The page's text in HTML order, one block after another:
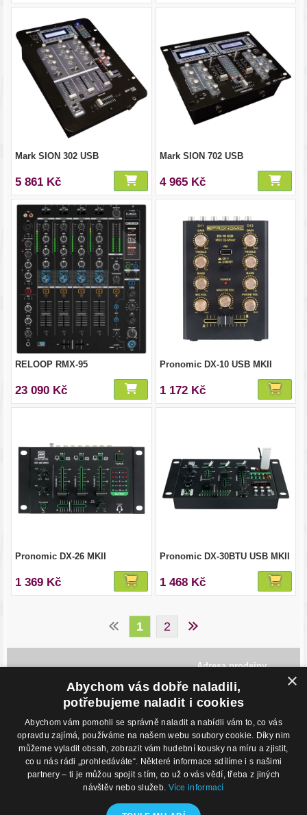
Mark SION 302 USB
5 861 Kč
Mark SION 702 USB
4 965 Kč
RELOOP RMX-95
23 090 Kč
Pronomic DX-10 USB MKII
1 172 Kč
Pronomic DX-26 MKII
1 369 Kč
Pronomic DX-30BTU USB MKII
1 468 Kč
1 2
Adresa prodejny
Havlíčkovo Nábřeží 28,
702 00, Ostrava
Česká Republika
Kontakty
Eshop: +420 725 169 052
Prodejna: +420 596 113 012
eshop@hudebnisvet.cz
O nákupu
Obchodní podmínky
Podmínky prodeje na splátky
Kontakty
Hudební zázemí
×
Abychom vás dobře naladili,
potřebujeme naladit i cookies
Abychom vám pomohli se správně naladit a nabídli vám to, co vás
opravdu zajímá, používáme na našem webu soubory cookie. Díky nim
můžeme vyladit obsah, zobrazit vám hudební kousky na míru a zjistit,
co u nás rádi „prohledáváte“. Některé informace sdílíme i s našimi
partnery – ti je můžou spojit s tím, co už o vás vědí, třeba z jiných
návštěv nebo služeb. Více informací